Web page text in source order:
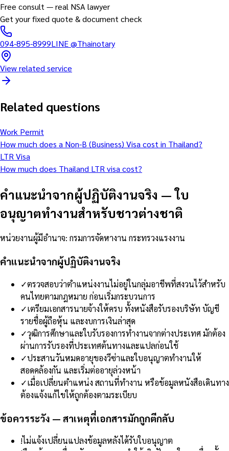
Free consult — real NSA lawyer
Get your fixed quote & document check
094-895-8999LINE@Thainotary
View related service
Related questions
Work Permit
How much does a Non-B (Business) Visa cost in Thailand?
LTR Visa
How much does Thailand LTR visa cost?
คำแนะนำจากผู้ปฏิบัติงานจริง —ใบ
อนุญาตทำงานสำหรับชาวต่างชาติ
หน่วยงานผู้มีอำนาจ: กรมการจัดหางาน กระทรวงแรงงาน
คำแนะนำจากผู้ปฏิบัติงานจริง
✓ตรวจสอบว่าตำแหน่งงานไม่อยู่ในกลุ่มอาชีพที่สงวนไว้สำหรับ
คนไทยตามกฎหมาย ก่อนเริ่มกระบวนการ
✓เตรียมเอกสารนายจ้างให้ครบ ทั้งหนังสือรับรองบริษัท บัญชี
รายชื่อผู้ถือหุ้น และงบการเงินล่าสุด
✓วุฒิการศึกษาและใบรับรองการทำงานจากต่างประเทศ มักต้อง
ผ่านการรับรองที่ประเทศต้นทางและแปลก่อนใช้
✓ประสานวันหมดอายุของวีซ่าและใบอนุญาตทำงานให้
สอดคล้องกัน และเริ่มต่ออายุล่วงหน้า
✓เมื่อเปลี่ยนตำแหน่ง สถานที่ทำงาน หรือข้อมูลหนังสือเดินทาง
ต้องแจ้งแก้ไขให้ถูกต้องตามระเบียบ
ข้อควรระวัง — สาเหตุที่เอกสารมักถูกตีกลับ
!ไม่แจ้งเปลี่ยนแปลงข้อมูลหลังได้รับใบอนุญาต